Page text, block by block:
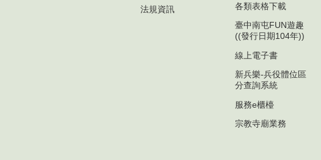
法規資訊
各類表格下載
臺中南屯FUN遊趣
((發行日期104年))
線上電子書
新兵樂-兵役體位區
分查詢系統
服務e櫃檯
宗教寺廟業務